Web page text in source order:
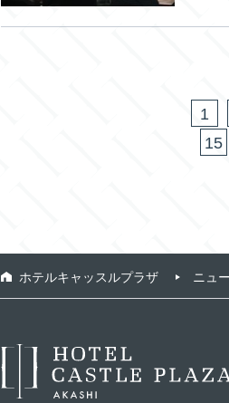
1
15
ホテルキャッスルプラザ ニュ